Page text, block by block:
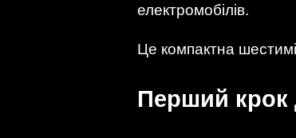
електромобілів.
Це компактна
Перший крок